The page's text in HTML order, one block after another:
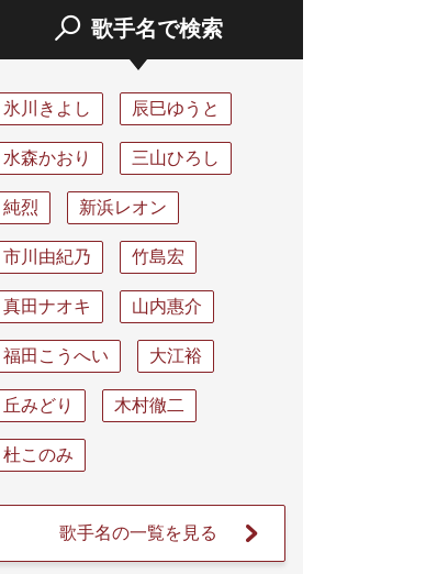
歌手名で検索
氷川きよし 辰巳ゆうと
水森かおり 三山ひろし
純烈 新浜レオン
市川由紀乃 竹島宏
真田ナオキ 山内惠介
福田こうへい 大江裕
丘みどり 木村徹二
杜このみ
歌手名の一覧を見る